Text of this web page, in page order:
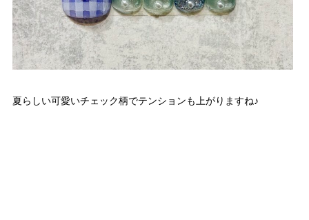
夏らしい可愛いチェック柄でテンションも上がりますね♪